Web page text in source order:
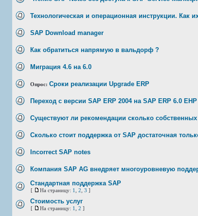
Технологическая и операционная инструкции. Как
SAP Download manager
Как обратиться напрямую в вальдорф ?
Миграция 4.6 на 6.0
Опрос: Сроки реализации Upgrade ERP
Переход с версии SAP ERP 2004 на SAP ERP 6.0
Существуют ли рекомендации сколько
Сколько стоит поддержка от SAP достаточная
Incorrect SAP notes
Компания SAP AG внедряет многоуровневую
Стандартная поддержка SAP
[ На страницу: 1 2 3 ]
Стоимость услуг
[ На страницу: 1 2 ]